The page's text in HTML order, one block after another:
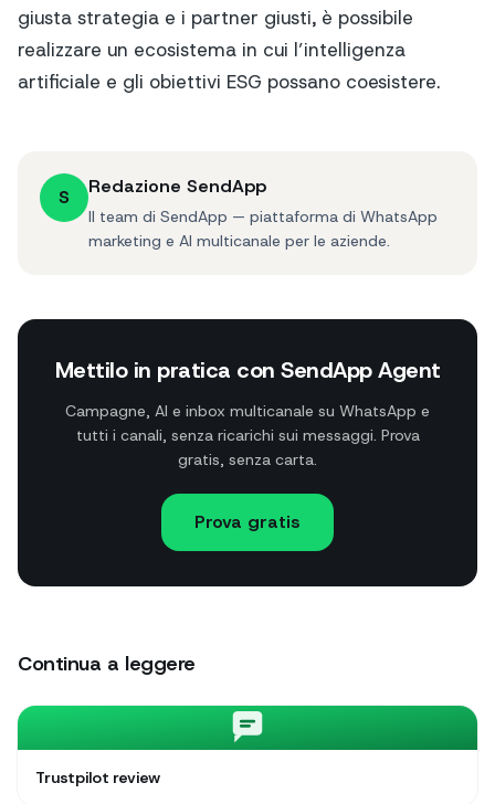
giusta strategia e i partner giusti, è possibile
realizzare un ecosistema in cui l’intelligenza
artificiale e gli obiettivi ESG possano coesistere.
S Redazione SendApp
Il team di SendApp — piattaforma di WhatsApp
marketing e AI multicanale per le aziende.
Mettilo in pratica con SendApp Agent
Campagne, AI e inbox multicanale su WhatsApp e
tutti i canali, senza ricarichi sui messaggi. Prova
gratis, senza carta.
Prova gratis
Continua a leggere
Trustpilot review